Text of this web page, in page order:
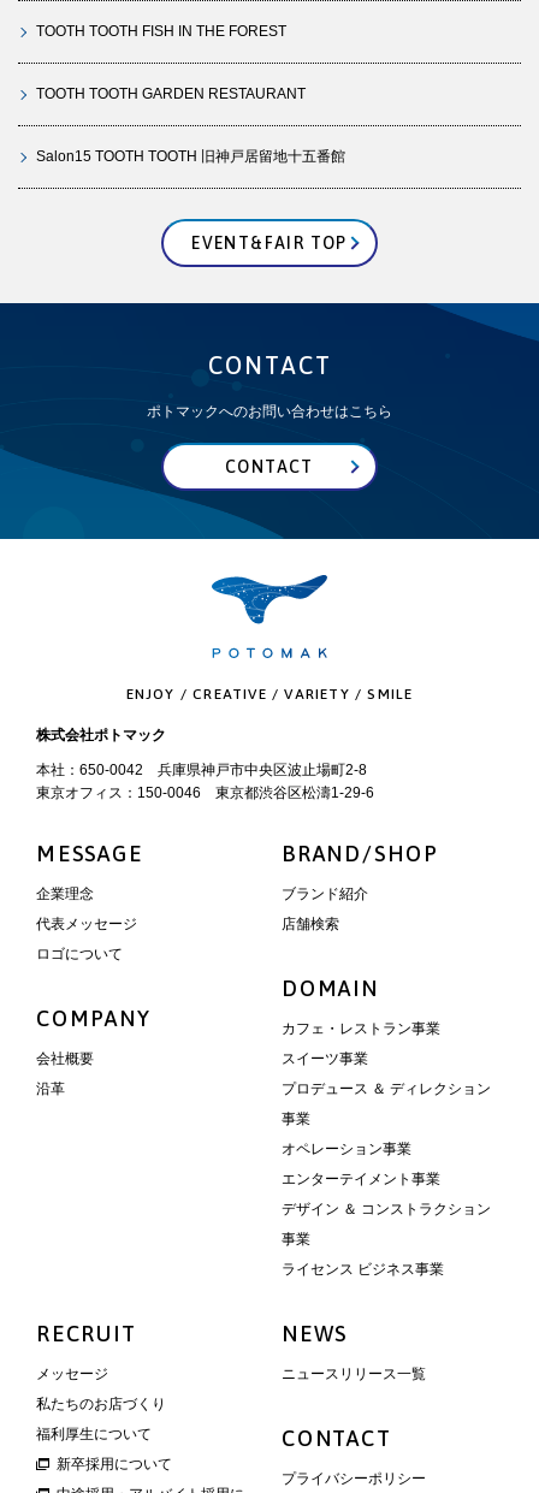
TOOTH TOOTH FISH IN THE FOREST
TOOTH TOOTH GARDEN RESTAURANT
Salon15 TOOTH TOOTH 旧神戸居留地十五番館
EVENT&FAIR TOP
CONTACT
ポトマックへのお問い合わせはこちら
CONTACT
ENJOY / CREATIVE / VARIETY / SMILE
株式会社ポトマック
本社：650-0042 兵庫県神戸市中央区波止場町2-8
東京オフィス：150-0046 東京都渋谷区松濤1-29-6
MESSAGE
企業理念
代表メッセージ
ロゴについて
COMPANY
会社概要
沿革
BRAND/SHOP
ブランド紹介
店舗検索
DOMAIN
カフェ・レストラン事業
スイーツ事業
プロデュース ＆ ディレクション
事業
オペレーション事業
エンターテイメント事業
デザイン ＆ コンストラクション
事業
ライセンス ビジネス事業
RECRUIT
メッセージ
私たちのお店づくり
福利厚生について
新卒採用について
NEWS
ニュースリリース一覧
CONTACT
プライバシーポリシー